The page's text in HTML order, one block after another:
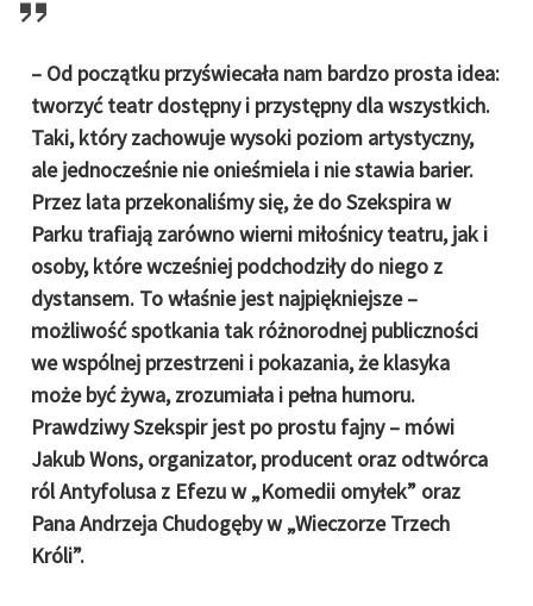
– Od początku przyświecała nam bardzo prosta idea:
tworzyć teatr dostępny i przystępny dla wszystkich.
Taki, który zachowuje wysoki poziom artystyczny,
ale jednocześnie nie onieśmiela i nie stawia barier.
Przez lata przekonaliśmy się, że do Szekspira w
Parku trafiają zarówno wierni miłośnicy teatru, jak i
osoby, które wcześniej podchodziły do niego z
dystansem. To właśnie jest najpiękniejsze –
możliwość spotkania tak różnorodnej publiczności
we wspólnej przestrzeni i pokazania, że klasyka
może być żywa, zrozumiała i pełna humoru.
Prawdziwy Szekspir jest po prostu fajny – mówi
Jakub Wons, organizator, producent oraz odtwórca
ról Antyfolusa z Efezu w „Komedii omyłek” oraz
Pana Andrzeja Chudogęby w „Wieczorze Trzech
Króli”.